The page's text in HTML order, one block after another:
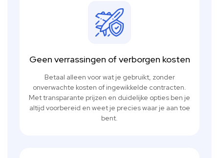
Geen verrassingen of verborgen kosten
Betaal alleen voor wat je gebruikt, zonder
onverwachte kosten of ingewikkelde contracten.
Met transparante prijzen en duidelijke opties ben je
altijd voorbereid en weet je precies waar je aan toe
bent.